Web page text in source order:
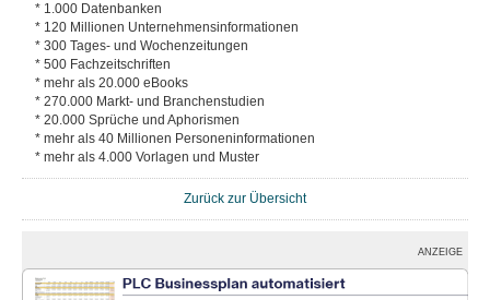
* 1.000 Datenbanken
* 120 Millionen Unternehmensinformationen
* 300 Tages- und Wochenzeitungen
* 500 Fachzeitschriften
* mehr als 20.000 eBooks
* 270.000 Markt- und Branchenstudien
* 20.000 Sprüche und Aphorismen
* mehr als 40 Millionen Personeninformationen
* mehr als 4.000 Vorlagen und Muster
Zurück zur Übersicht
ANZEIGE